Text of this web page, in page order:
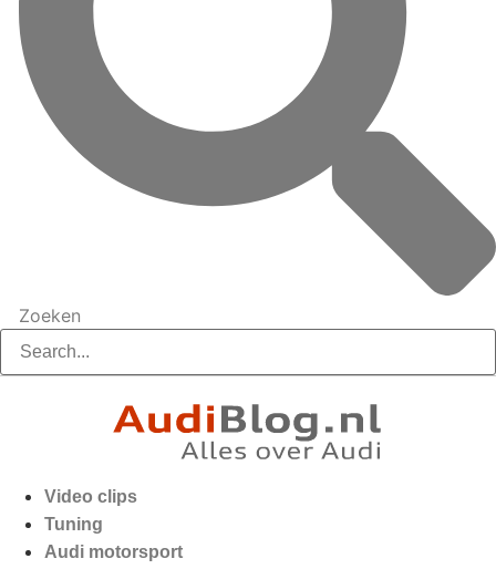
Zoeken
Video clips
Tuning
Audi motorsport